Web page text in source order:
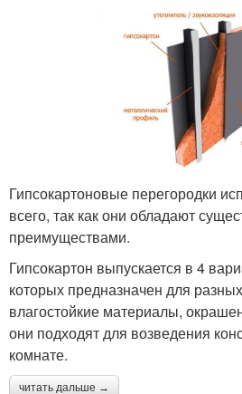
Гипсокартоновые перегородки
всего, так как они обладают
преимуществами.
Гипсокартон выпускается в 4
которых предназначен для
влагостойкие материалы,
они подходят для возведения
комнате.
читать дальше →